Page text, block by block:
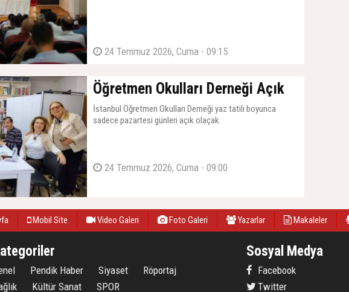
24 Temmuz 2026, Cuma - 09:15
Öğretmen Okulları Derneği Açık
İstanbul Öğretmen Okulları Derneği yaz tatili boyunca
sadece pazartesi günleri açık olaçak.
24 Temmuz 2026, Cuma - 09:00
Mobil Site Video Galeri Foto Galeri Yazarlar Makaleler
Pendik Haber Siyaset
Röportaj
Kültür Sanat SPOR
Sosyal Medya
Facebook
Twitter